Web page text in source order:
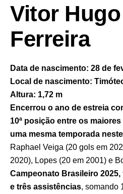
Vitor
Ferreira
Data de nascimento: 28 de
Local de nascimento:
Altura: 1,72 m
Encerrou o ano de estreia
10ª posição entre os
uma mesma temporada
Raphael Veiga (20 gols em
2020), Lopes (20 em 2001) e
Campeonato Brasileiro
e três assistências, somando